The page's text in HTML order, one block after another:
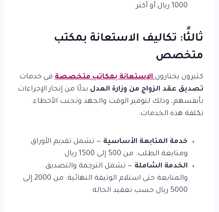
1000 ريال أو أكثر
ثالثًا: تكاليف الاستعانة بمكتب
متخصص
كثيرون يختارونالاستعانة بمكاتب متخصصة في خدمات
تصديق عقد الزواج من وزارة العدل بدلًا من إنجاز الإجراءات
بأنفسهم، وذلك لتوفير الوقت والجهد وتجنب الأخطاء.
تكلفة هذه الخدمات:
خدمة المتابعة الأساسية — تشمل تقديم الأوراق
ومتابعة الطلب: من 500 إلى 1500 ريال
الخدمة الشاملة — تشمل الترجمة والتصديق
والمتابعة حتى استلام الوثيقة النهائية: من 2000 إلى
5000 ريال حسب تعقيد الحالة